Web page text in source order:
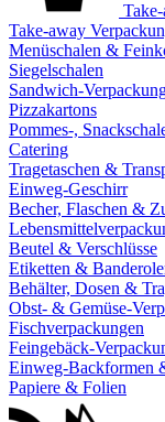
Take-away
Menüschalen &
Siegelschalen
Sandwich-
Pizzakartons
Pommes-,
Catering
Tragetaschen &
Einweg-Geschirr
Becher, Flaschen &
Beutel & Verschlüsse
Etiketten &
Behälter, Dosen &
Obst- & Gemüse-
Fischverpackungen
Feingebäck-
Einweg-Backformen
Papiere & Folien